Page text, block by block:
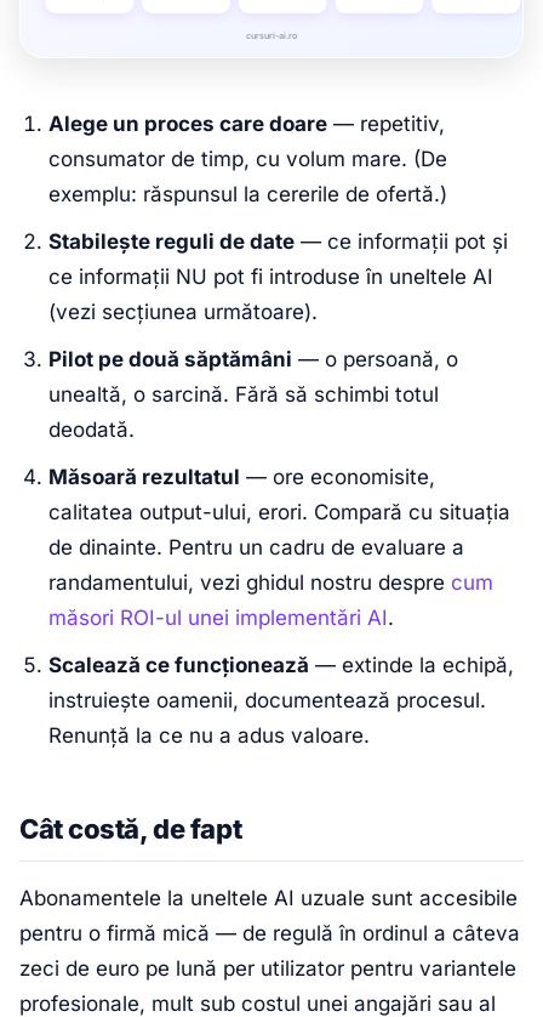
Alege un proces care doare — repetitiv,
consumator de timp, cu volum mare. (De
exemplu: răspunsul la cererile de ofertă.)
Stabilește reguli de date — ce informații pot și
ce informații NU pot fi introduse în uneltele AI
(vezi secțiunea următoare).
Pilot pe două săptămâni — o persoană, o
unealtă, o sarcină. Fără să schimbi totul
deodată.
Măsoară rezultatul — ore economisite,
calitatea output-ului, erori. Compară cu situația
de dinainte. Pentru un cadru de evaluare a
randamentului, vezi ghidul nostru despre cum
măsori ROI-ul unei implementări AI.
Scalează ce funcționează — extinde la echipă,
instruiește oamenii, documentează procesul.
Renunță la ce nu a adus valoare.
Cât costă, de fapt
Abonamentele la uneltele AI uzuale sunt accesibile
pentru o firmă mică — de regulă în ordinul a câteva
zeci de euro pe lună per utilizator pentru variantele
profesionale, mult sub costul unei angajări sau al